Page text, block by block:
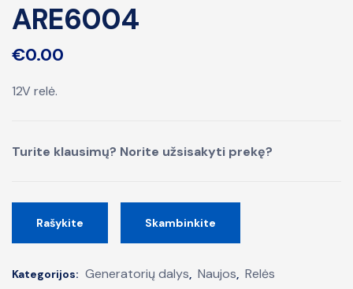
ARE6004
€0.00
12V relė.
Turite klausimų? Norite užsisakyti prekę?
Rašykite Skambinkite
Kategorijos: Generatorių dalys, Naujos, Relės